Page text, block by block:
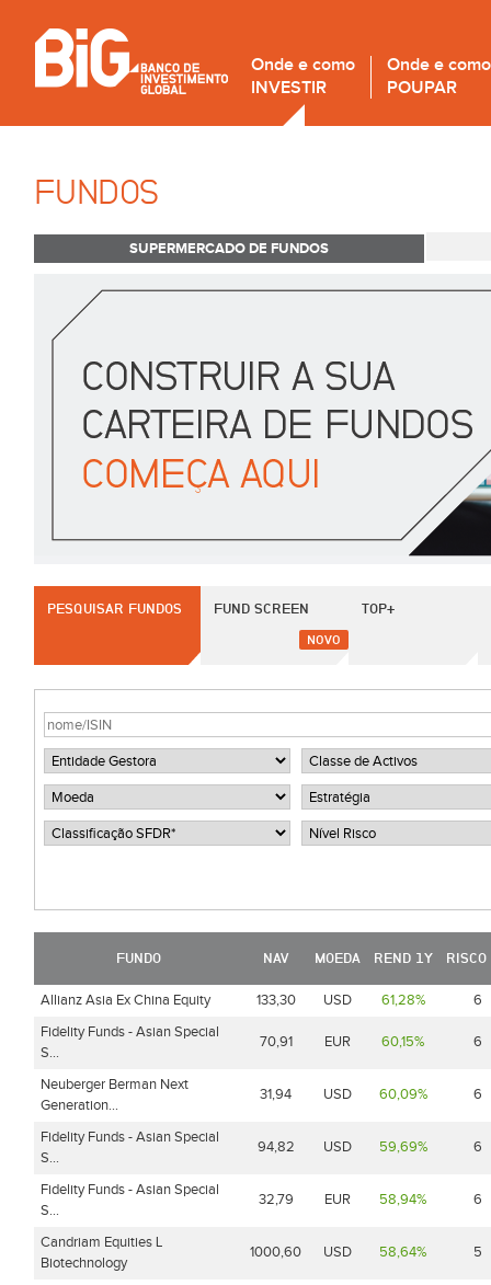
Onde e como
INVESTIR
Onde e como
POUPAR
FUNDOS
SUPERMERCADO DE FUNDOS
PESQUISAR FUNDOS FUND SCREEN
NOVO
TOP+
FUNDO NAV MOEDA REND 1Y
Allianz Asia Ex China Equity 133,30 USD 61,28%
6
Fidelity Funds - Asian Special
S...
70,91 EUR 60,15% 6
Neuberger Berman Next
Generation...
31,94 USD 60,09% 6
Fidelity Funds - Asian Special
S...
94,82 USD 59,69% 6
Fidelity Funds - Asian Special
S...
32,79 EUR 58,94% 6
Candriam Equities L
Biotechnology
1000,60 USD 58,64% 5